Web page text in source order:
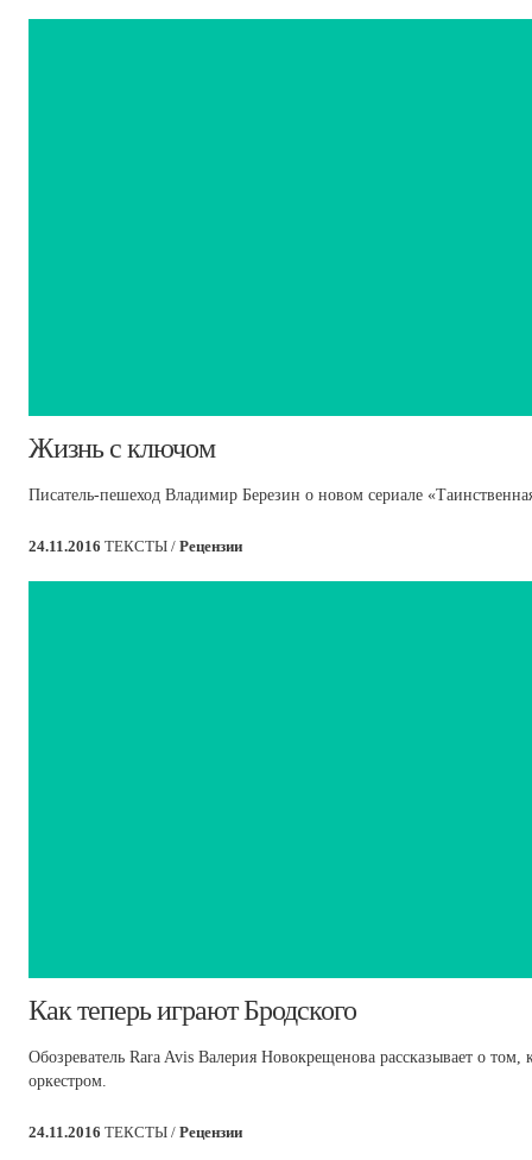
Жизнь с ключом
Писатель-пешеход Владимир Березин о новом сериале
24.11.2016 ТЕКСТЫ / Рецензии
​Как теперь играют Бродского
Обозреватель Rara Avis Валерия Новокрещенова рассказывает о
оркестром.
24.11.2016 ТЕКСТЫ / Рецензии